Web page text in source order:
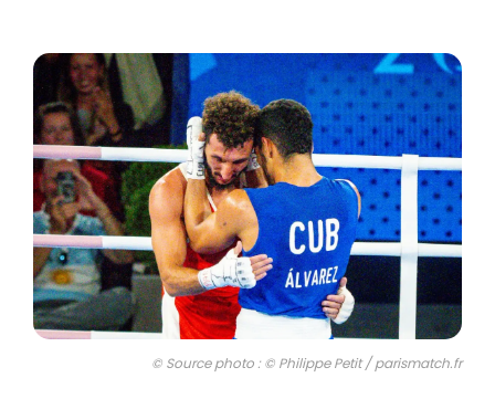
© Source photo : © Philippe Petit / parismatch.fr